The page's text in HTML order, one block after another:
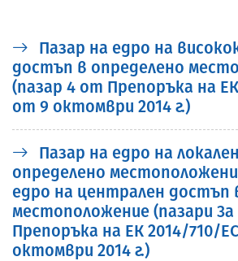
Пазар на едро на
достъп в определено
(пазар 4 от Препоръка на
от 9 октомври 2014 г.)
Пазар на едро на
определено
едро на централен достъп
местоположение (пазари
Препоръка на ЕК 2014/710/
октомври 2014 г.)